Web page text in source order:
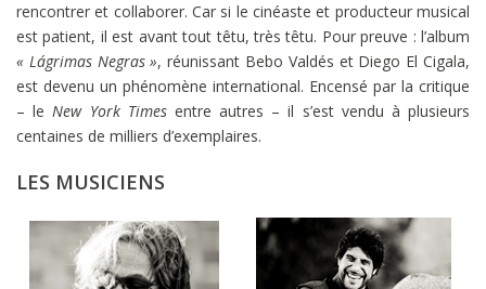
rencontrer et collaborer. Car si le cinéaste et producteur musical
est patient, il est avant tout têtu, très têtu. Pour preuve : l’album
« Lágrimas Negras », réunissant Bebo Valdés et Diego El Cigala,
est devenu un phénomène international. Encensé par la critique
– leNew York Timesentre autres – il s’est vendu à plusieurs
centaines de milliers d’exemplaires.
LES MUSICIENS